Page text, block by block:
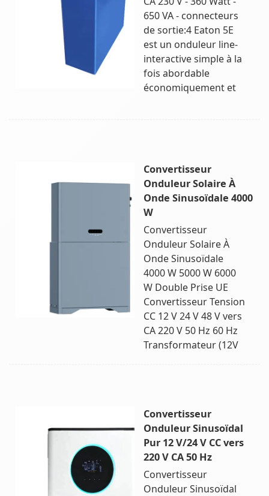
650 VA - connecteurs
de sortie:4 Eaton 5E
est un onduleur line-
interactive simple à la
fois abordable
économiquement et
Convertisseur
Onduleur Solaire À
Onde Sinusoïdale 4000
W
Convertisseur
Onduleur Solaire À
Onde Sinusoïdale
4000 W 5000 W 6000
W Double Prise UE
Convertisseur Tension
CC 12 V 24 V 48 V vers
CA 220 V 50 Hz 60 Hz
Transformateur (12V
Convertisseur
Onduleur Sinusoïdal
Pur 12 V/24 V CC vers
220 V CA 50 Hz
Convertisseur
Onduleur Sinusoïdal